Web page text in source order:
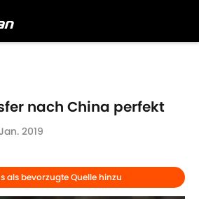
nach China perfekt
2019
als bevorzugte Quelle hinzu